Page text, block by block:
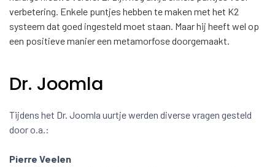
verbetering. Enkele puntjes hebben te maken met het K2
systeem dat goed ingesteld moet staan. Maar hij heeft wel op
een positieve manier een metamorfose doorgemaakt.
Dr. Joomla
Tijdens het Dr. Joomla uurtje werden diverse vragen gesteld
door o.a.:
Pierre Veelen